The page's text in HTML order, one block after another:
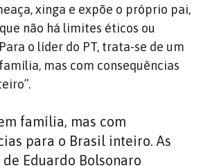
xinga e expõe o próprio pai,
não há limites éticos ou
o líder do PT, trata-se de um
mas com consequências
família, mas com
para o Brasil inteiro. As
de Eduardo Bolsonaro